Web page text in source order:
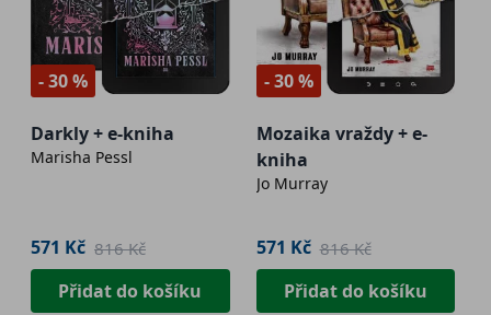
- 30 %
Darkly + e-kniha
Marisha Pessl
571 Kč 816 Kč
Přidat do košíku
- 30 %
Mozaika vraždy + e-
kniha
Jo Murray
571 Kč 816 Kč
Přidat do košíku